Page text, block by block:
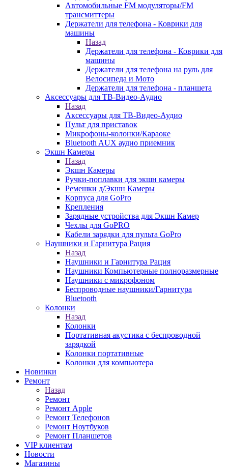
Автомобильные FM модуляторы/FM
трансмиттеры
Держатели для телефона - Коврики для
машины
Назад
Держатели для телефона - Коврики для
машины
Держатели для телефона на руль для
Велосипеда и Мото
Держатели для телефона - планшета
Аксессуары для ТВ-Видео-Аудио
Назад
Аксессуары для ТВ-Видео-Аудио
Пульт для приставок
Микрофоны-колонки/Караоке
Bluetooth AUX аудио приемник
Экшн Камеры
Назад
Экшн Камеры
Ручки-поплавки для экшн камеры
Ремешки д/Экшн Камеры
Корпуса для GoPro
Крепления
Зарядные устройства для Экшн Камер
Чехлы для GoPRO
Кабели зарядки для пульта GoPro
Наушники и Гарнитура Рация
Назад
Наушники и Гарнитура Рация
Наушники Компьютерные полноразмерные
Наушники с микрофоном
Беспроводные наушники/Гарнитура
Bluetooth
Колонки
Назад
Колонки
Портативная акустика с беспроводной
зарядкой
Колонки портативные
Колонки для компьютера
Новинки
Ремонт
Назад
Ремонт
Ремонт Apple
Ремонт Телефонов
Ремонт Ноутбуков
Ремонт Планшетов
VIP клиентам
Новости
Магазины